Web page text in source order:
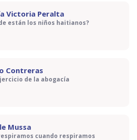
Victoria Peralta
están los niños haitianos?
Contreras
de la abogacía
Mussa
cuando respiramos